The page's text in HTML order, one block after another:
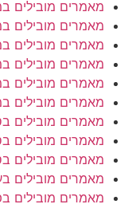
מאמרים מובילים
מאמרים מובילים
מאמרים מובילים
מאמרים מובילים
מאמרים מובילים
מאמרים מובילים
מאמרים מובילים
מאמרים מובילים
מאמרים מובילים
מאמרים מובילים
מאמרים מובילים